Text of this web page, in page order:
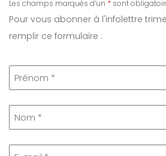
Les champs marqués d’un * sont
Pour vous abonner à l'infolettre
remplir ce formulaire :